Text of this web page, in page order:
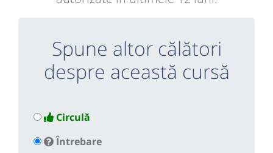
Spune altor călători
despre această cursă
Circulă
Întrebare